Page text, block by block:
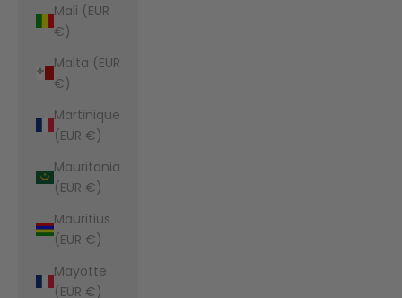
Mali (EUR
€)
Malta (EUR
€)
Martinique
(EUR €)
Mauritania
(EUR €)
Mauritius
(EUR €)
Mayotte
(EUR €)